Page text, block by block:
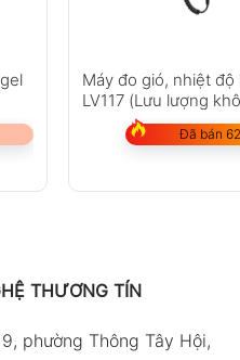
Máy đo gió, nhiệt độ
LV117 (Lưu lượng
Đã bán
THƯƠNG TÍN
phường Thông Tây Hội,